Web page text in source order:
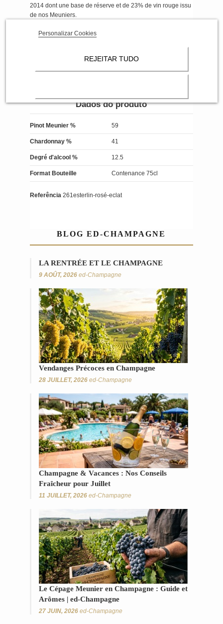
2014 dont une base de réserve et de 23% de vin rouge issu
de nos Meuniers.
Fraîche, ferme, tendue sur des arômes de fraises cuites et
Dados do produto
Pinot Meunier % 59
Chardonnay % 41
Degré d'alcool % 12.5
Format Bouteille Contenance 75cl
Referência 261esterlin-rosé-eclat
BLOG ED-CHAMPAGNE
LA RENTRÉE ET LE CHAMPAGNE
9 AOÛT, 2026 ed-Champagne
Vendanges Précoces en Champagne
28 JUILLET, 2026 ed-Champagne
Champagne & Vacances : Nos Conseils
Fraîcheur pour Juillet
11 JUILLET, 2026 ed-Champagne
Le Cépage Meunier en Champagne : Guide et
Arômes | ed-Champagne
27 JUIN, 2026 ed-Champagne
Personalizar Cookies
REJEITAR TUDO